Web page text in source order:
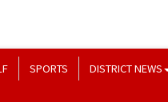
SPORTS DISTRICT NEWS